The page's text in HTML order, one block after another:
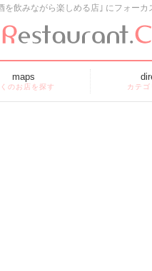
飲みながら楽しめる店｣ にフォー
maps
のお店を探す カテゴ